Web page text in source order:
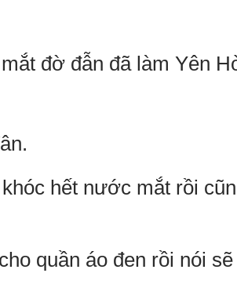
đờ đẫn đã làm Yên
hết nước mắt rồi
quần áo đen rồi nói